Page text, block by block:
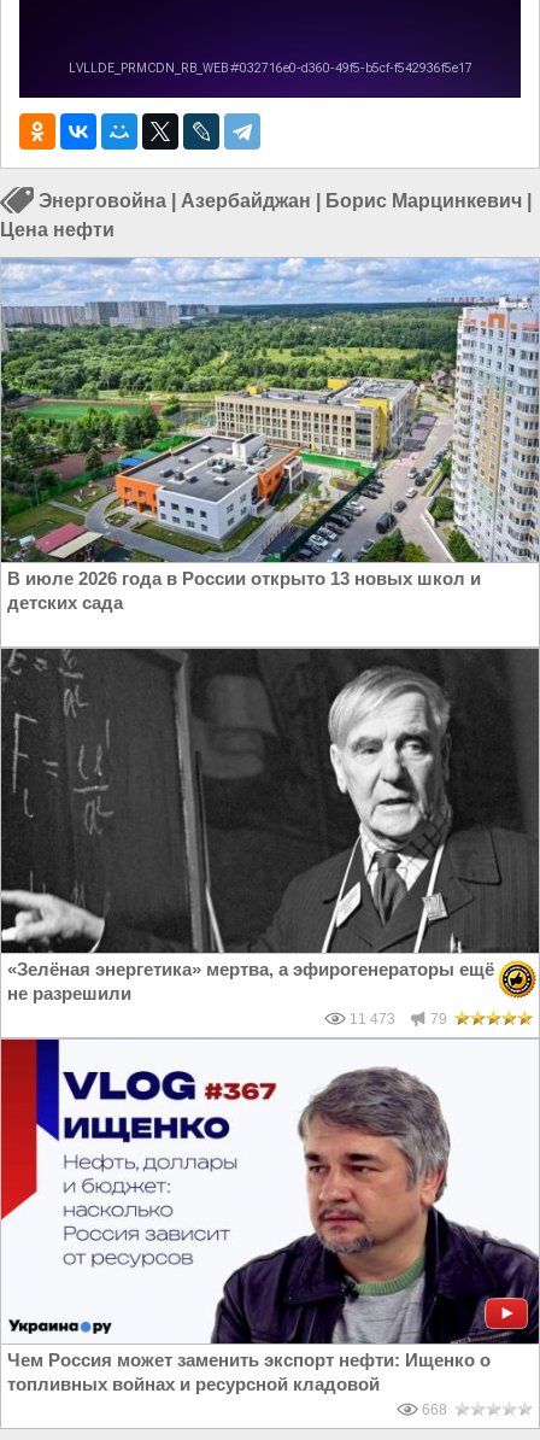
Энерговойна Азербайджан Борис Марцинкевич
Цена нефти
В июле 2026 года в России открыто 13 новых школ и
детских сада
«Зелёная энергетика» мертва, а эфирогенераторы ещё
не разрешили
11 473 79
Чем Россия может заменить экспорт нефти: Ищенко о
топливных войнах и ресурсной кладовой
668